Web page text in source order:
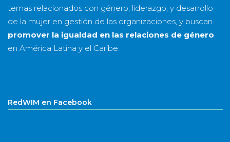
temas relacionados con género, liderazgo, y desarrollo
de la mujer en gestión de las organizaciones, y buscan
promover la igualdad en las relaciones de género
en América Latina y el Caribe.
RedWIM en Facebook